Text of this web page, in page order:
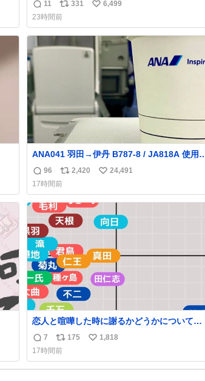
した。誰の食べカスかわからないけど、とて
も愛おしいです。こんなおまけまで付けても
らって感謝しかありません。 #ふれあいラグ
ーン #横浜八景島シーパラダイス
返
信
数
11
リ
ポ
ス
ト
331
い
ね
数
6,499
23時間前
ANA041 羽田→伊丹 B787-8 / JA818A 使用機
到着遅れにつき 「安全に支障ない範囲で1分1
秒でも遅延回復に努めております」と機長の
気合い十分！ が、フライトは順調に進みす
ぎ… 「飛ばしすぎたせいか現在奈良県上空で
の待機を命じられております」 でコンソメス
ープ吹き出しそうになりましたw
返
信
数
96
リ
ポ
ス
ト
数
2,420
い
ね
数
24,491
17時間前
恋人と喧嘩した時に謝るかどうかについて考
えてみました💭 ▶︎自分から謝る or 悪くない
なら謝らない ▶︎ねちねちする or さっぱりし
ている 個人的見解です！色々と許してくださ
い！
返
信
数
7
リ
ポ
ス
175
い
ね
1,818
17時間前